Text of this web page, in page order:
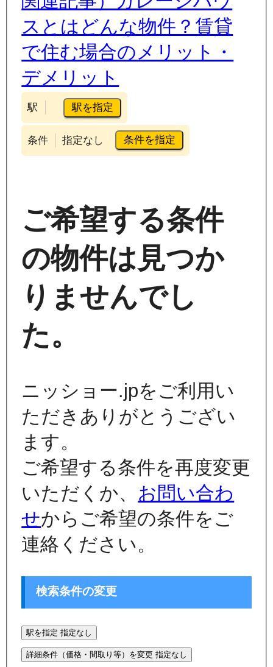
スとはどんな物件？賃貸
で住む場合のメリット・
デメリット
駅 駅を指定
条件 指定なし 条件を指定
ご希望する条件
の物件は見つか
りませんでし
た。
ニッショー.jpをご利用い
ただきありがとうござい
ます。
ご希望する条件を再度変更
いただくか、 お問い合わ
せからご希望の条件をご
連絡ください。
検索条件の変更
駅を指定 指定なし
詳細条件（価格・間取り等）を変更 指定なし